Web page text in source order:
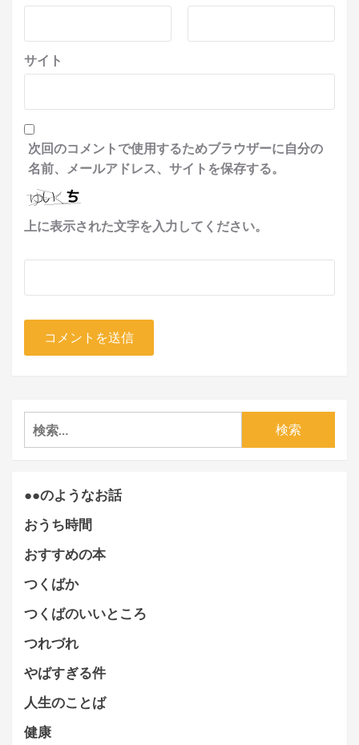
サイト
次回のコメントで使用するためブラウザーに自分の
名前、メールアドレス、サイトを保存する。
上に表示された文字を入力してください。
検
索:
●●のようなお話
おうち時間
おすすめの本
つくばか
つくばのいいところ
つれづれ
やばすぎる件
人生のことば
健康